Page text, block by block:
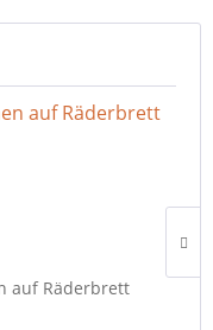
auf Räderbrett